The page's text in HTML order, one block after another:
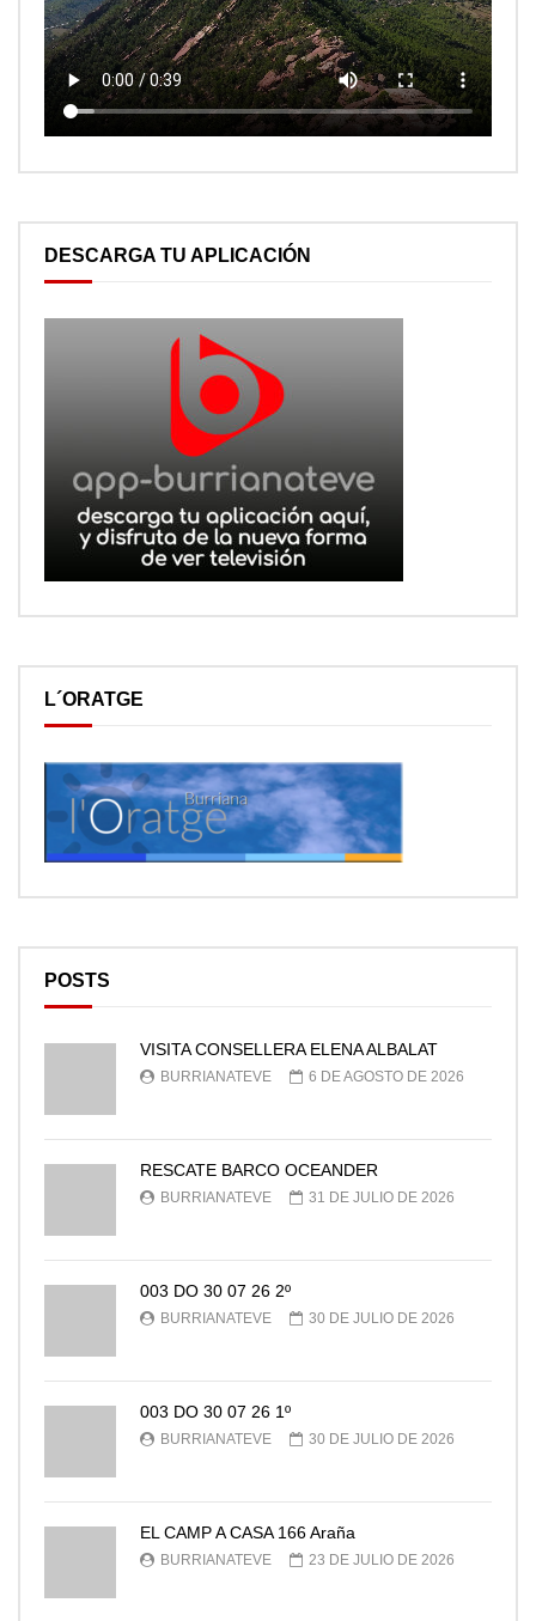
DESCARGA TU APLICACIÓN
L´ORATGE
POSTS
VISITA CONSELLERA ELENA ALBALAT
BURRIANATEVE 6 DE AGOSTO DE 2026
RESCATE BARCO OCEANDER
BURRIANATEVE 31 DE JULIO DE 2026
003 DO 30 07 26 2º
BURRIANATEVE 30 DE JULIO DE 2026
003 DO 30 07 26 1º
BURRIANATEVE 30 DE JULIO DE 2026
EL CAMP A CASA 166 Araña
BURRIANATEVE 23 DE JULIO DE 2026